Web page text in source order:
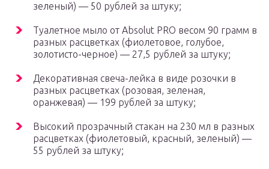
зеленый) — 50 рублей за штуку;
Туалетное мыло от Absolut PRO весом 90 грамм в
разных расцветках (фиолетовое, голубое,
золотисто-черное) — 27,5 рублей за штуку;
Декоративная свеча-лейка в виде розочки в
разных расцветках (розовая, зеленая,
оранжевая) — 199 рублей за штуку;
Высокий прозрачный стакан на 230 мл в разных
расцветках (фиолетовый, красный, зеленый) —
55 рублей за штуку;